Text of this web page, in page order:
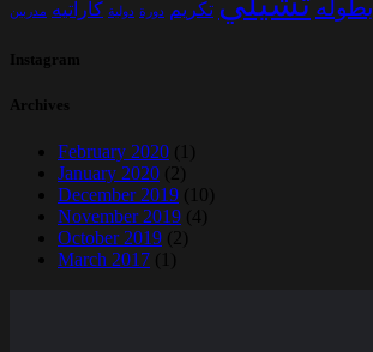
بطوله تكريم دورة دولية كاراتيه مدربين
Instagram
Archives
February 2020 (1)
January 2020 (2)
December 2019 (10)
November 2019 (4)
October 2019 (2)
March 2017 (1)